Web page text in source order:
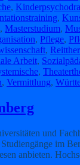
,
,
, Masterstudium,
, Pflege,
,
Arbeit,
,
, Vermittlung,
und
im
anbieten.